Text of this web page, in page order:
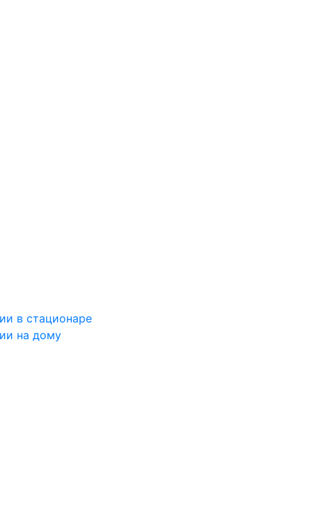
в стационаре
на дому